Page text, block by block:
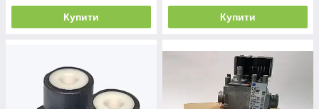
Купити Купити